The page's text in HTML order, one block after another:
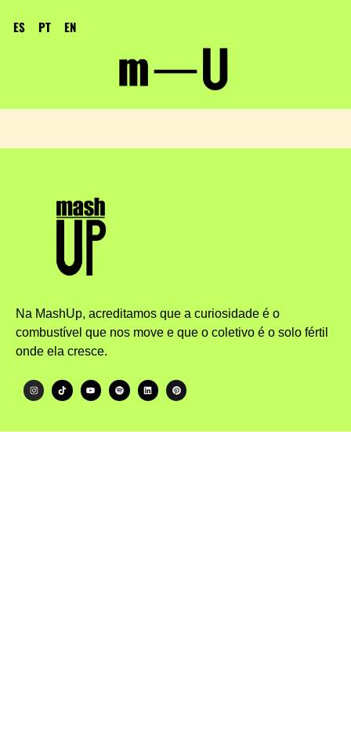
ES PT EN
Na MashUp, acreditamos que a curiosidade é o
combustível que nos move e que o coletivo é o solo fértil
onde ela cresce.